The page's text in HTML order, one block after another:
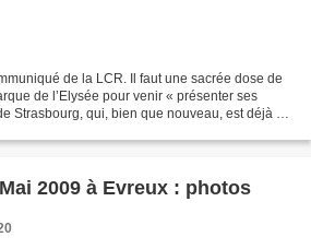
de la LCR. Il faut une sacrée dose de
de l’Elysée pour venir « présenter ses
Strasbourg, qui, bien que nouveau, est déjà au
2009 à Evreux : photos